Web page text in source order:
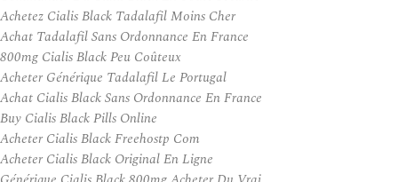
Achetez Cialis Black Tadalafil Moins Cher
Achat Tadalafil Sans Ordonnance En France
800mg Cialis Black Peu Coûteux
Acheter Générique Tadalafil Le Portugal
Achat Cialis Black Sans Ordonnance En France
Buy Cialis Black Pills Online
Acheter Cialis Black Freehostp Com
Acheter Cialis Black Original En Ligne